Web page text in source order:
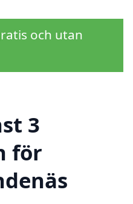
och utan
3
för